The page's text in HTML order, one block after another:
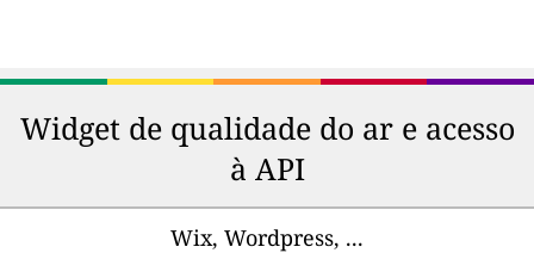
Widget de qualidade do ar e acesso
à API
Wix, Wordpress, ...